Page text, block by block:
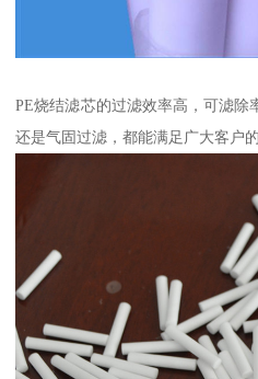
PE烧结滤芯的过滤效率高，可滤除
还是气固过滤，都能满足广大客户的